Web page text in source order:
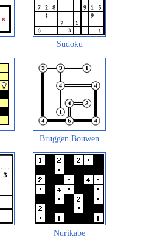
Sudoku
Bruggen Bouwen
Nurikabe